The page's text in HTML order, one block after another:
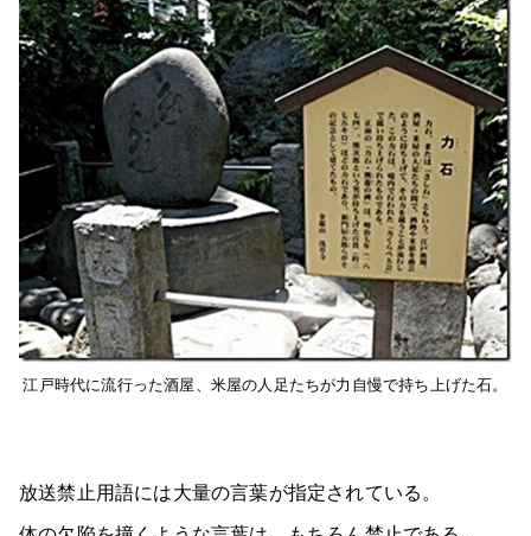
江戸時代に流行った酒屋、米屋の人足たちが力自慢で持ち上げた石。
放送禁止用語には大量の言葉が指定されている。